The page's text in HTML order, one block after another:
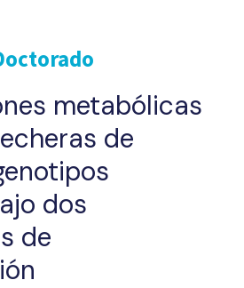
metabólicas
de
dos
de